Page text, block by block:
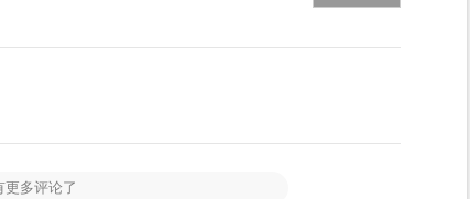
更多评论了